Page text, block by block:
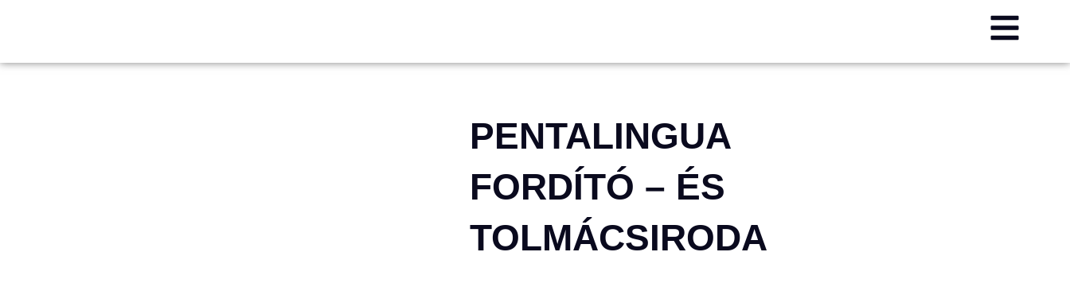
PENTALINGUA
FORDÍTÓ – ÉS
TOLMÁCSIRODA